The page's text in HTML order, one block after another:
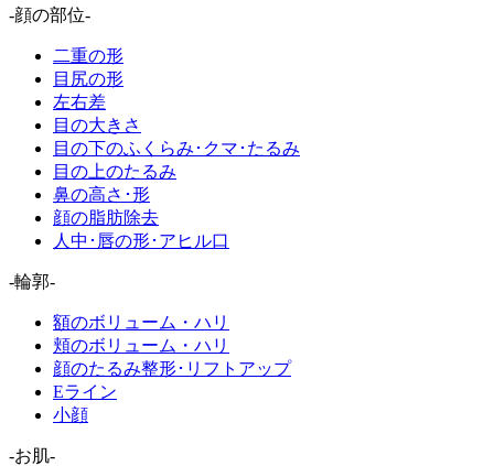
-顔の部位-
二重の形
目尻の形
左右差
目の大きさ
目の下のふくらみ･クマ･たるみ
目の上のたるみ
鼻の高さ･形
顔の脂肪除去
人中･唇の形･アヒル口
-輪郭-
額のボリューム・ハリ
頬のボリューム・ハリ
顔のたるみ整形･リフトアップ
Eライン
小顔
-お肌-